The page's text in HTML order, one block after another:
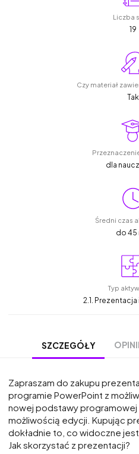
Liczba
19
Czy materiał
Tak
dla
Średni czas
do 45
Typ
2.1.
SZCZEGÓŁY
Zapraszam do zakupu
programie PowerPoint z
nowej podstawy programowej
możliwością edycji. Kupując
dokładnie to, co widoczne
Jak skorzystać z prezentacji?